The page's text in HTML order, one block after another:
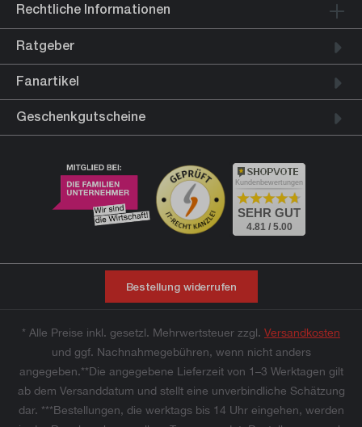
Rechtliche Informationen
Ratgeber
Fanartikel
Geschenkgutscheine
Kundenbewertungen
SEHR GUT
4.81 / 5.00
Bestellung widerrufen
* Alle Preise inkl. gesetzl. Mehrwertsteuer zzgl. Versandkosten
und ggf. Nachnahmegebühren, wenn nicht anders
angegeben.**Die angegebene Lieferzeit von 1–3 Werktagen gilt
ab dem Versanddatum und stellt eine unverbindliche Schätzung
dar. ***Bestellungen, die werktags bis 14 Uhr eingehen, werden